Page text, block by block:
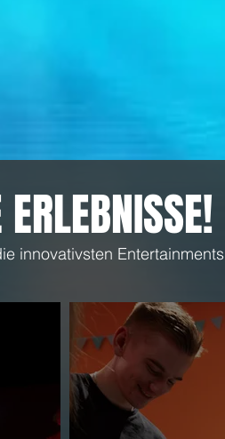
innovativsten Entertainments